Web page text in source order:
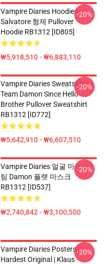
Vampire Diaries Hoodies -
Salvatore 형제 Pullover
Hoodie RB1312 [ID805]
₩5,918,510 - ₩6,883,110
-20%
Vampire Diaries Sweatshirts -
Team Damon Since Hello
Brother Pullover Sweatshirt
RB1312 [ID772]
₩5,642,910 - ₩6,607,510
-20%
Vampire Diaries 얼굴 마스크 -
팀 Damon 플랫 마스크
RB1312 [ID537]
₩2,740,842 - ₩3,100,500
-20%
Vampire Diaries Posters -
Hardest Original | Klaus
-20%